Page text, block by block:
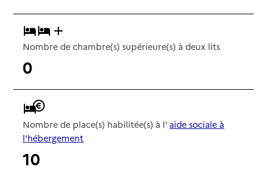
Nombre de chambre(s) supérieure(s) à deux lits
0
Nombre de place(s) habilitée(s) à l' aide sociale à
l'hébergement
10